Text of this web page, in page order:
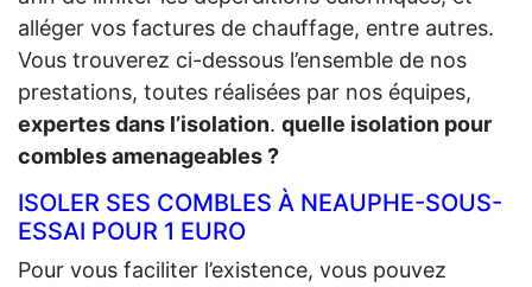
alléger vos factures de chauffage, entre autres.
Vous trouverez ci-dessous l’ensemble de nos
prestations, toutes réalisées par nos équipes,
expertes dans l’isolation. quelle isolation pour
combles amenageables ?
ISOLER SES COMBLES À NEAUPHE-SOUS-
ESSAI POUR 1 EURO
Pour vous faciliter l’existence, vous pouvez